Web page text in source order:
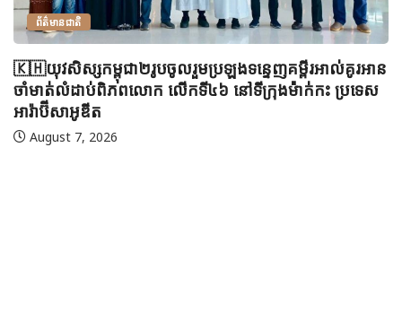
ព័ត៌មានជាតិ
🇰🇭យុវសិស្សកម្ពុជា២រូបចូលរួមប្រឡងទន្ទេញគម្ពីរអាល់គូរអាន
ចាំមាត់លំដាប់ពិភពលោក លើកទី៤៦ នៅទីក្រុងម៉ាក់កះ ប្រទេស
អារ៉ាប៊ីសាអូឌីត
August 7, 2026